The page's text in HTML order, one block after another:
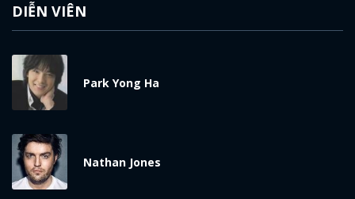
ĐĂNG NHẬP
DIỄN VIÊN
Park Yong Ha
Nathan Jones